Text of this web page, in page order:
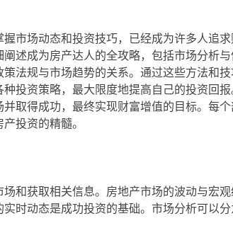
市场动态和投资技巧，已经成为许多人追
述成为房产达人的全攻略，包括市场分析与
法规与市场趋势的关系。通过这些方法和
投资策略，最大限度地提高自己的投资回
取得成功，最终实现财富增值的目标。每
投资的精髓。
和获取相关信息。房地产市场的波动与宏
时动态是成功投资的基础。市场分析可以